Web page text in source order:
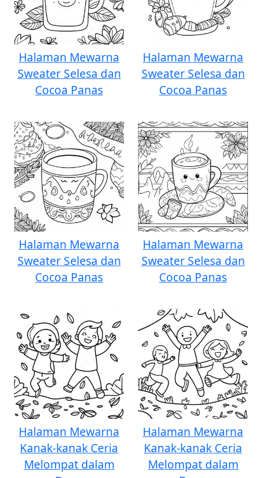
Halaman Mewarna
Sweater Selesa dan
Cocoa Panas
Halaman Mewarna
Sweater Selesa dan
Cocoa Panas
Halaman Mewarna
Sweater Selesa dan
Cocoa Panas
Halaman Mewarna
Sweater Selesa dan
Cocoa Panas
Halaman Mewarna
Kanak-kanak Ceria
Melompat dalam
Halaman Mewarna
Kanak-kanak Ceria
Melompat dalam